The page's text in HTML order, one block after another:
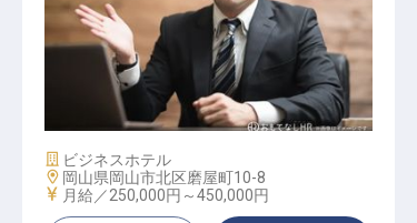
ホテル副支配人・マネージャー候補
施設業態
ビジネスホテル
勤務地
岡山県岡山市北区磨屋町10-8
給与
月給／250,000円～450,000円